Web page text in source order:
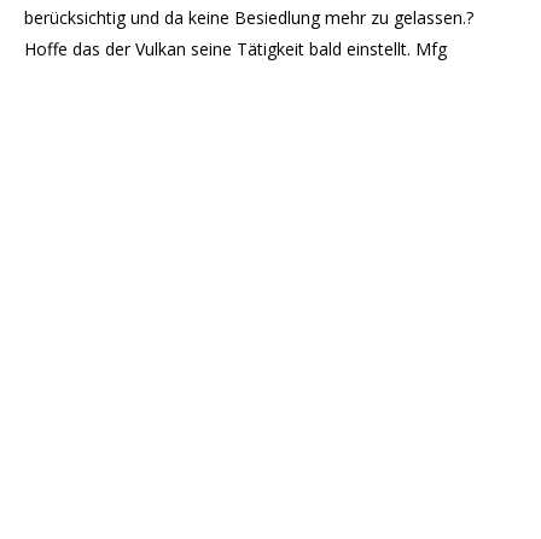
berücksichtig und da keine Besiedlung mehr zu gelassen.?
Hoffe das der Vulkan seine Tätigkeit bald einstellt. Mfg